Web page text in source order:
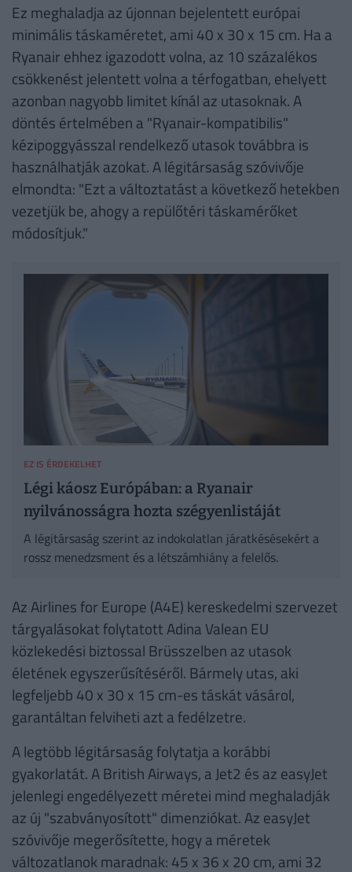
Ez meghaladja az újonnan bejelentett európai
minimális táskaméretet, ami 40 x 30 x 15 cm. Ha a
Ryanair ehhez igazodott volna, az 10 százalékos
csökkenést jelentett volna a térfogatban, ehelyett
azonban nagyobb limitet kínál az utasoknak. A
döntés értelmében a "Ryanair-kompatibilis"
kézipoggyásszal rendelkező utasok továbbra is
használhatják azokat. A légitársaság szóvivője
elmondta: "Ezt a változtatást a következő hetekben
vezetjük be, ahogy a repülőtéri táskamérőket
módosítjuk."
EZ IS ÉRDEKELHET
Légi káosz Európában: a Ryanair
nyilvánosságra hozta szégyenlistáját
A légitársaság szerint az indokolatlan járatkésésekért a
rossz menedzsment és a létszámhiány a felelős.
Az Airlines for Europe (A4E) kereskedelmi szervezet
tárgyalásokat folytatott Adina Valean EU
közlekedési biztossal Brüsszelben az utasok
életének egyszerűsítéséről. Bármely utas, aki
legfeljebb 40 x 30 x 15 cm-es táskát vásárol,
garantáltan felviheti azt a fedélzetre.
A legtöbb légitársaság folytatja a korábbi
gyakorlatát. A British Airways, a Jet2 és az easyJet
jelenlegi engedélyezett méretei mind meghaladják
az új "szabványosított" dimenziókat. Az easyJet
szóvivője megerősítette, hogy a méretek
változatlanok maradnak: 45 x 36 x 20 cm, ami 32